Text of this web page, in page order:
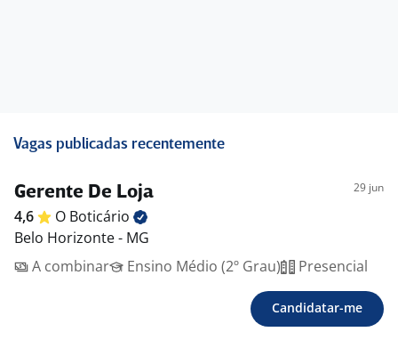
Vagas publicadas recentemente
Gerente De Loja 29 jun
4,6 O Boticário
Belo Horizonte - MG
A combinar
Ensino Médio (2º Grau) Presencial
Candidatar-me